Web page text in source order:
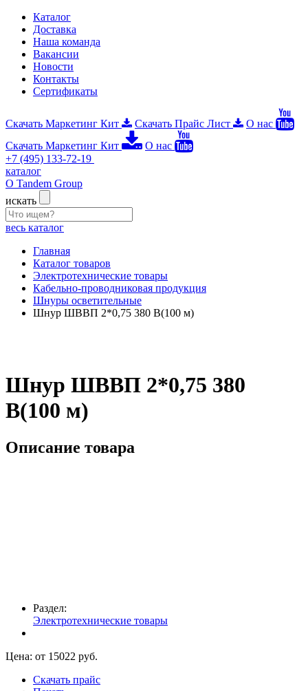
Каталог
Доставка
Наша команда
Вакансии
Новости
Контакты
Сертификаты
Скачать Маркетинг Кит Скачать Прайс Лист
О нас
Скачать Маркетинг Кит
О нас
+7 (495) 133-72-19
каталог
О Tandem Group
искать
весь каталог
Главная
Каталог товаров
Электротехнические товары
Кабельно-проводниковая продукция
Шнуры осветительные
Шнур ШВВП 2*0,75 380 В(100 м)
Шнур ШВВП 2*0,75 380
В(100 м)
Описание товара
Раздел:
Электротехнические товары
Цена: от 15022 руб.
Скачать прайс